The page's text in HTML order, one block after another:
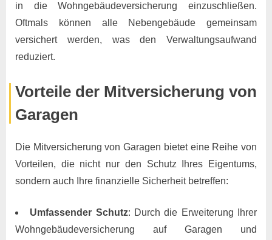
in die Wohngebäudeversicherung einzuschließen.
Oftmals können alle Nebengebäude gemeinsam
versichert werden, was den Verwaltungsaufwand
reduziert.
Vorteile der Mitversicherung von
Garagen
Die Mitversicherung von Garagen bietet eine Reihe von
Vorteilen, die nicht nur den Schutz Ihres Eigentums,
sondern auch Ihre finanzielle Sicherheit betreffen:
Umfassender Schutz: Durch die Erweiterung Ihrer
Wohngebäudeversicherung auf Garagen und